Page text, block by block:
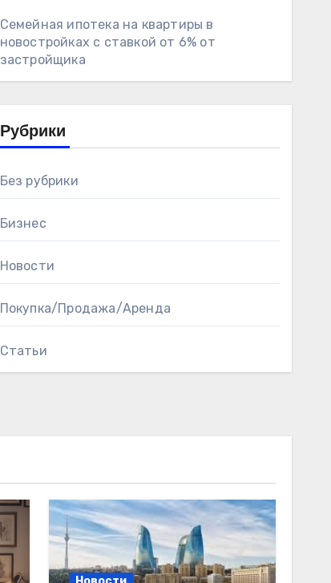
Семейная ипотека на квартиры в
новостройках с ставкой от 6% от
застройщика
Рубрики
Без рубрики
Бизнес
Новости
Покупка/Продажа/Аренда
Статьи